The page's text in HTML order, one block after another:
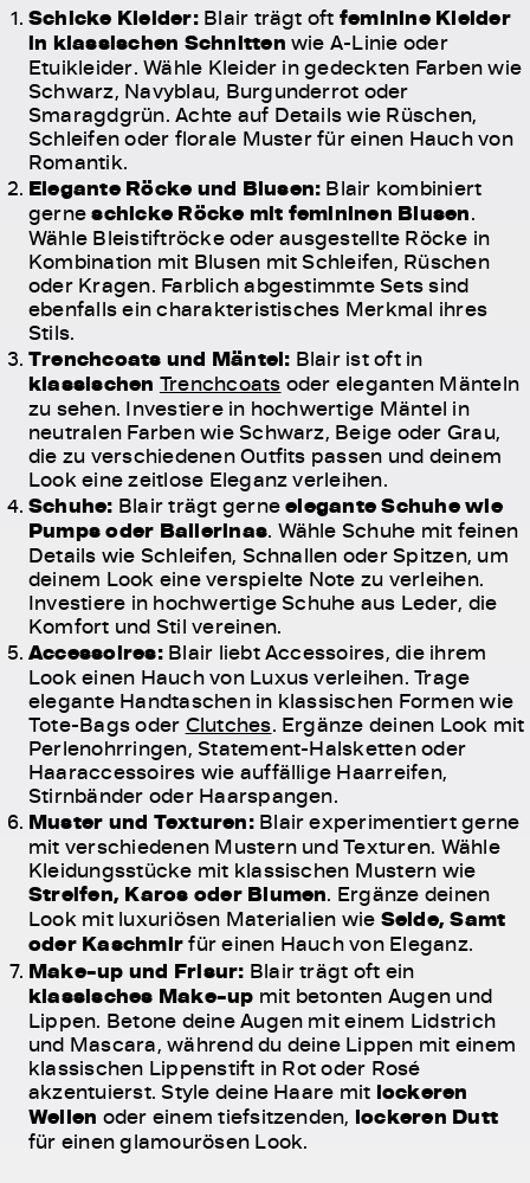
Schicke Kleider:Blair trägt oft feminine Kleider
in klassischen Schnitten wie A-Linie oder
Etuikleider. Wähle Kleider in gedeckten Farben wie
Schwarz, Navyblau, Burgunderrot oder
Smaragdgrün. Achte auf Details wie Rüschen,
Schleifen oder florale Muster für einen Hauch von
Romantik.
Elegante Röcke und Blusen: Blair kombiniert
gerneschicke Röcke mit femininen Blusen.
Wähle Bleistiftröcke oder ausgestellte Röcke in
Kombination mit Blusen mit Schleifen, Rüschen
oder Kragen. Farblich abgestimmte Sets sind
ebenfalls ein charakteristisches Merkmal ihres
Stils.
Trenchcoats und Mäntel: Blair ist oft in
klassischen Trenchcoats oder eleganten Mänteln
zu sehen. Investiere in hochwertige Mäntel in
neutralen Farben wie Schwarz, Beige oder Grau,
die zu verschiedenen Outfits passen und deinem
Look eine zeitlose Eleganz verleihen.
Schuhe: Blair trägt gerneelegante Schuhe wie
Pumps oder Ballerinas. Wähle Schuhe mit feinen
Details wie Schleifen, Schnallen oder Spitzen, um
deinem Look eine verspielte Note zu verleihen.
Investiere in hochwertige Schuhe aus Leder, die
Komfort und Stil vereinen.
Accessoires:Blair liebt Accessoires, die ihrem
Look einen Hauch von Luxus verleihen. Trage
elegante Handtaschen in klassischen Formen wie
Tote-Bags oder Clutches. Ergänze deinen Look mit
Perlenohrringen, Statement-Halsketten oder
Haaraccessoires wie auffällige Haarreifen,
Stirnbänder oder Haarspangen.
Muster und Texturen:Blair experimentiert gerne
mit verschiedenen Mustern und Texturen. Wähle
Kleidungsstücke mit klassischen Mustern wie
Streifen, Karos oder Blumen. Ergänze deinen
Look mit luxuriösen Materialien wie Seide, Samt
oder Kaschmirfür einen Hauch von Eleganz.
Make-up und Frisur: Blair trägt oft ein
klassisches Make-up mit betonten Augen und
Lippen. Betone deine Augen mit einem Lidstrich
und Mascara, während du deine Lippen mit einem
klassischen Lippenstift in Rot oder Rosé
akzentuierst. Style deine Haare mit lockeren
Wellen oder einem tiefsitzenden, lockeren Dutt
für einen glamourösen Look.